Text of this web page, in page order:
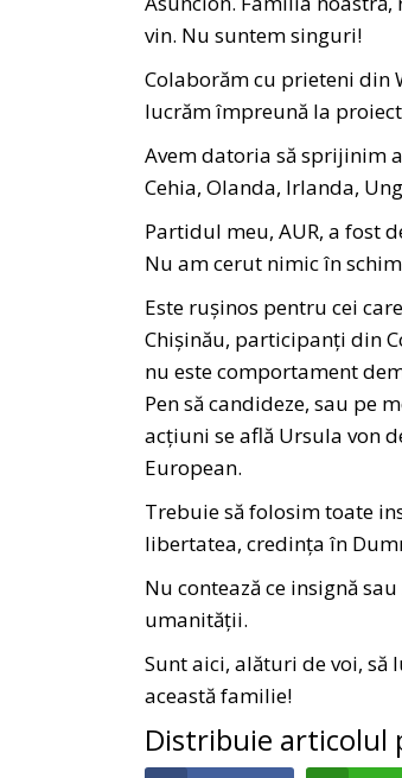
vin. Nu suntem singuri!
Colaborăm cu prieteni
lucrăm împreună la
Avem datoria să sprijinim
Cehia, Olanda, Irlanda,
Partidul meu, AUR, a fost
Nu am cerut nimic în
Este rușinos pentru cei
Chișinău, participanți din
nu este comportament
Pen să candideze, sau pe
acțiuni se află Ursula von
European.
Trebuie să folosim toate
libertatea, credința în
Nu contează ce insignă
umanității.
Sunt aici, alături de voi,
această familie!
Distribuie articolul